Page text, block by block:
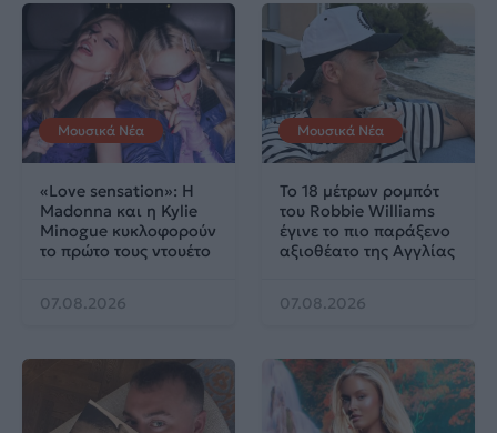
Μουσικά Νέα
«Love sensation»: Η
Madonna και η Kylie
Minogue κυκλοφορούν
το πρώτο τους ντουέτο
07.08.2026
Μουσικά Νέα
Το 18 μέτρων ρομπότ
του Robbie Williams
έγινε το πιο παράξενο
αξιοθέατο της Αγγλίας
07.08.2026